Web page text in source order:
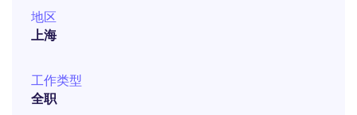
地区
上海
工作类型
全职